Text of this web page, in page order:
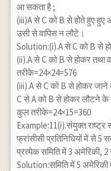
आ सकता है ;
(iii)A से C को B से होते हुए
उसी से वापिस न लौटे।
Solution:(i).A से C को B से
(ii).A से C को B से होकर तथा
तरीके=24×24=576
(iii).A से C को B से होकर
C से A को B से होकर लौटने
कुल तरीके=24×15=360
Example:11(i).संयुक्त
फ्रांसीसी प्रतिनिधियों में से 5
प्रत्येक समिति में 3 अमेरिकी,
Solution:समिति में 5